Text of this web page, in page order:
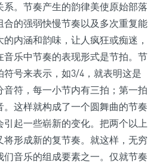
。节奏产生的韵律美使原始部落
合的强弱快慢节奏以及多次重复能
内涵和韵味，让人疯狂或痴迷，
音乐中节奏的表现形式是节拍。节
号来表示，如3/4，就表明这是
符，每一小节内有三拍；第一拍
。这样就构成了一个圆舞曲的节奏
起一些崭新的变化。把两个以上
形成新的复节奏。就这样，无穷
音乐的组成要素之一。仅就节奏